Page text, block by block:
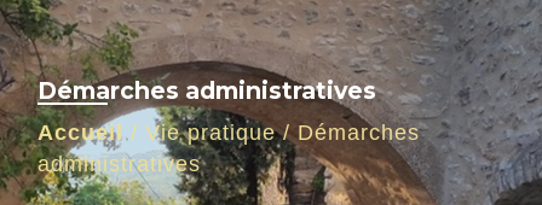
Démarches administratives
Accueil/ Vie pratique/Démarches
administratives